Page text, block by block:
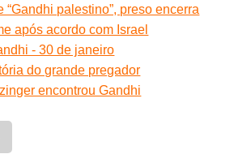
“Gandhi palestino”, preso encerra
após acordo com Israel
- 30 de janeiro
do grande pregador
encontrou Gandhi